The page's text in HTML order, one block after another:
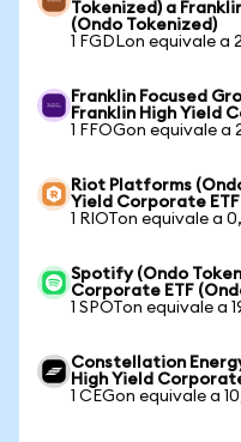
Tokenized) a
(Ondo Tokenized)
1 FGDLon equivale a
Franklin Focused
Franklin High Yield
1 FFOGon equivale a
Riot Platforms
Yield Corporate
1 RIOTon equivale a
Spotify (Ondo
Corporate ETF
1 SPOTon equivale a
Constellation
High Yield
1 CEGon equivale a